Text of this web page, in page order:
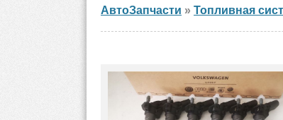
АвтоЗапчасти » Топливная